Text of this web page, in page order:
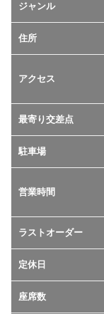
ジャンル
住所
アクセス
最寄り交差点
駐車場
営業時間
ラストオーダー
定休日
座席数